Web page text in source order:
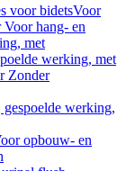
voor bidetsVoor
Voor hang- en
met
werking, met
Zonder
werking,
opbouw- en